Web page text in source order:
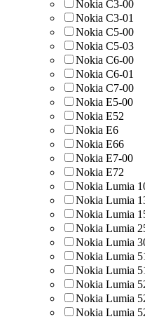
Nokia C3-00
Nokia C3-01
Nokia C5-00
Nokia C5-03
Nokia C6-00
Nokia C6-01
Nokia C7-00
Nokia E5-00
Nokia E52
Nokia E6
Nokia E66
Nokia E7-00
Nokia E72
Nokia Lumia
Nokia Lumia
Nokia Lumia
Nokia Lumia
Nokia Lumia
Nokia Lumia
Nokia Lumia
Nokia Lumia
Nokia Lumia
Nokia Lumia